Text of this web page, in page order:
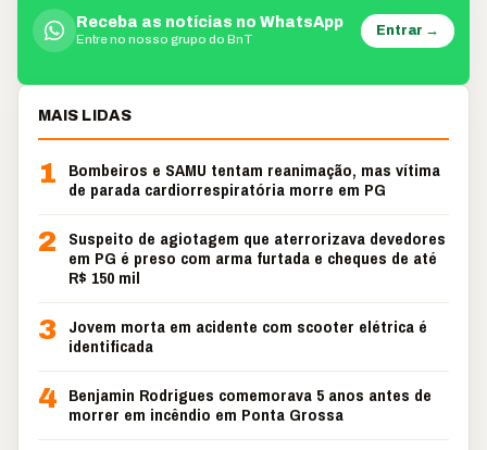
Receba as notícias no WhatsApp
Entre no nosso grupo do BnT
Entrar →
MAIS LIDAS
1
Bombeiros e SAMU tentam reanimação, mas vítima
de parada cardiorrespiratória morre em PG
2
Suspeito de agiotagem que aterrorizava devedores
em PG é preso com arma furtada e cheques de até
R$ 150 mil
3 Jovem morta em acidente com scooter elétrica é
identificada
4 Benjamin Rodrigues comemorava 5 anos antes de
morrer em incêndio em Ponta Grossa